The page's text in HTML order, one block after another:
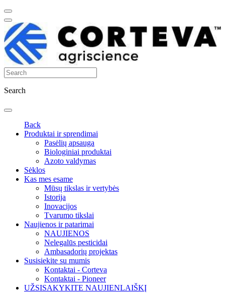
Search
Back
Produktai ir sprendimai
Pasėlių apsauga
Biologiniai produktai
Azoto valdymas
Sėklos
Kas mes esame
Mūsų tikslas ir vertybės
Istorija
Inovacijos
Tvarumo tikslai
Naujienos ir patarimai
NAUJIENOS
Nelegalūs pesticidai
Ambasadorių projektas
Susisiekite su mumis
Kontaktai - Corteva
Kontaktai - Pioneer
UŽSISAKYKITE NAUJIENLAIŠKĮ